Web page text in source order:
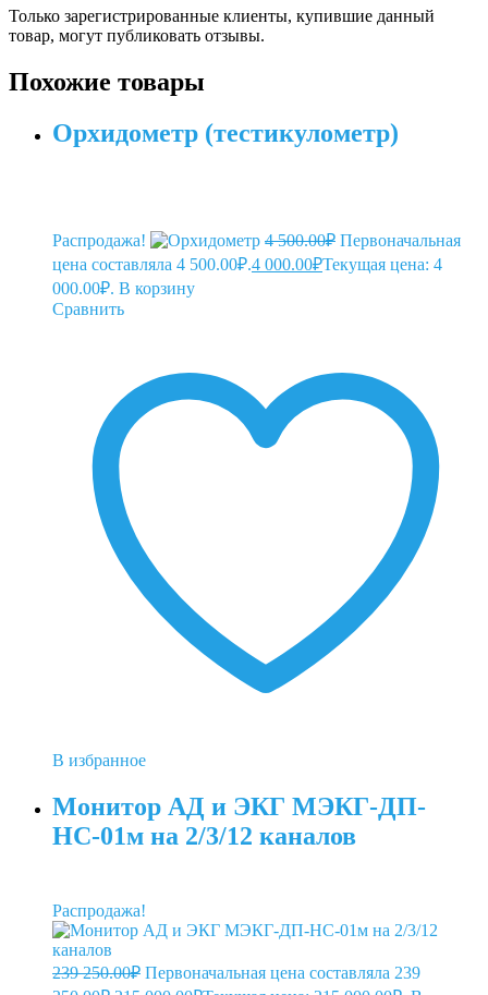
Только зарегистрированные клиенты, купившие данный
товар, могут публиковать отзывы.
Похожие товары
Орхидометр (тестикулометр)
Распродажа! 4 500.00₽ Первоначальная
цена составляла 4 500.00₽.4 000.00₽Текущая цена: 4
000.00₽. В корзину
Сравнить
В избранное
Монитор АД и ЭКГ МЭКГ-ДП-
НС-01м на 2/3/12 каналов
Распродажа!
239 250.00₽ Первоначальная цена составляла 239